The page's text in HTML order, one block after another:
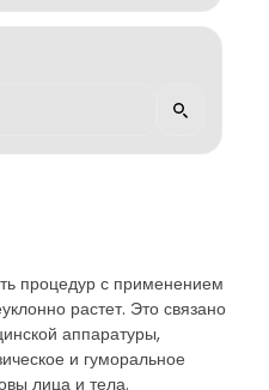
процедур с применением
растет. Это связано
аппаратуры,
и гуморальное
лица и тела.